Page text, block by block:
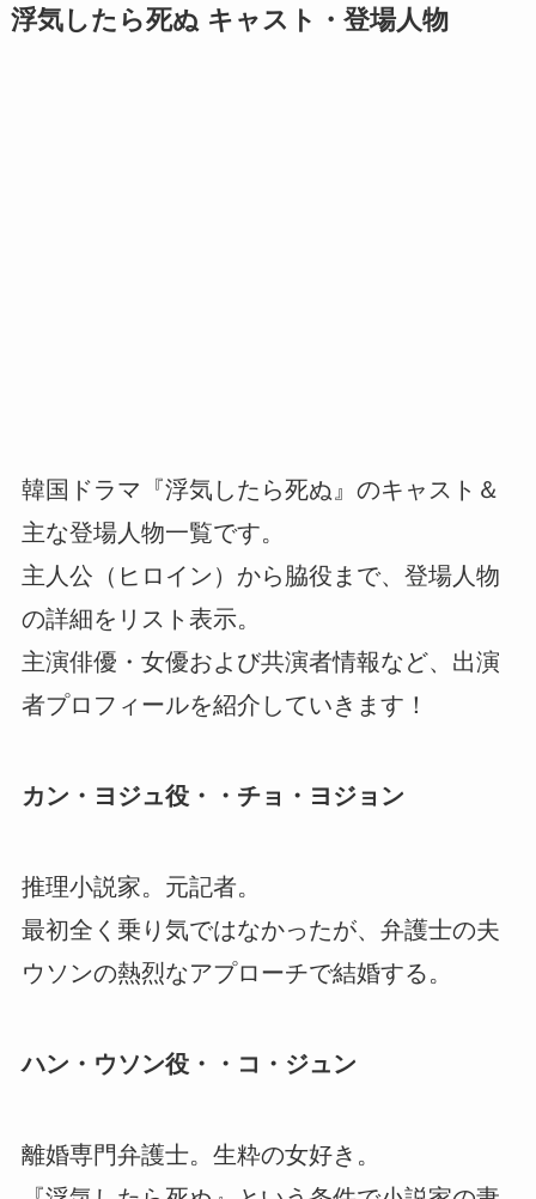
浮気したら死ぬ キャスト・登場人物
韓国ドラマ『浮気したら死ぬ』のキャスト＆
主な登場人物一覧です。
主人公（ヒロイン）から脇役まで、登場人物
の詳細をリスト表示。
主演俳優・女優および共演者情報など、出演
者プロフィールを紹介していきます！
カン・ヨジュ役・・チョ・ヨジョン
推理小説家。元記者。
最初全く乗り気ではなかったが、弁護士の夫
ウソンの熱烈なアプローチで結婚する。
ハン・ウソン役・・コ・ジュン
離婚専門弁護士。生粋の女好き。